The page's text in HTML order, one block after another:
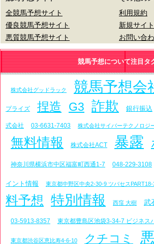
全競馬予想サイト
優良競馬予想サイト
悪質競馬予想サイト
利用規約
新規サイ
お問い合
競馬予想について注目タ
株式会社グッドラック 競馬予想会
プライズ 捏造 G3 詐欺 銀行振込
式会社 03-6631-7403 株式会社サイバーテクノロジ
無料情報 株式会社ACT 暴露
神奈川県横浜市中区福富町西通1-7 048-229-3108
イント情報 東京都中野区中央2-30-9 ツバセスPART18-
料予想 特別情報 西窪 大樹 武
03-5913-8357 東京都豊島区池袋3-34-7 ビジネス
東京都渋谷区恵比寿4-6-10 クチコミ